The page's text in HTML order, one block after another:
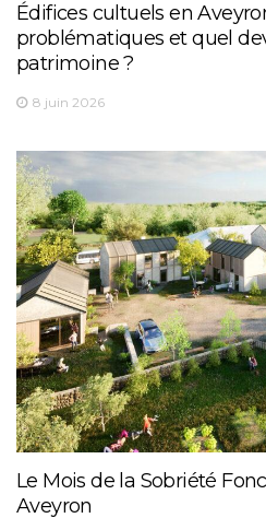
Édifices cultuels en
problématiques et quel
patrimoine ?
8 juin 2026
Le Mois de la Sobriété
Aveyron